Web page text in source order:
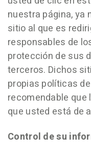
nuestra página, ya
sitio al que es
responsables de
protección de sus
terceros. Dichos
propias políticas
recomendable
que usted está de
Control de su